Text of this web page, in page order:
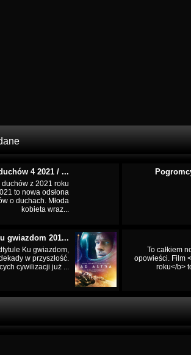
4 2021 / ...
duchów z 2021 roku
to nowa odsłona
o duchach. Młoda
kobieta wraz...
gwiazdom 201...
Ku gwiazdom,
w przyszłość.
cywilizacji już ...
To całkiem
opowieści. Film
roku</b>